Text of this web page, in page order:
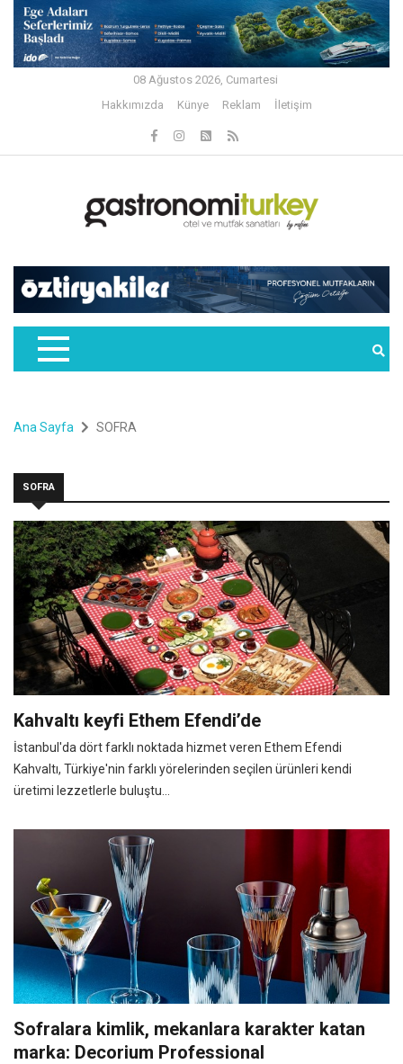
08 Ağustos 2026, Cumartesi
Hakkımızda
Künye Reklam İletişim
Ana Sayfa SOFRA
SOFRA
Kahvaltı keyfi Ethem Efendi’de
İstanbul'da dört farklı noktada hizmet veren Ethem Efendi
Kahvaltı, Türkiye'nin farklı yörelerinden seçilen ürünleri kendi
üretimi lezzetlerle buluştu...
Sofralara kimlik, mekanlara karakter katan
marka: Decorium Professional